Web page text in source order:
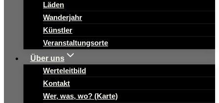
Läden
Wanderjahr
Künstler
Veranstaltungsorte
Über uns
Werteleitbild
Kontakt
Wer, was, wo? (Karte)